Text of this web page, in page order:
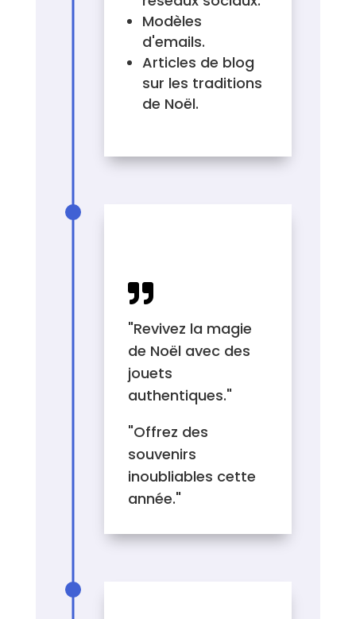
Modèles
d'emails.
Articles de blog
sur les traditions
de Noël.

"Revivez la magie
de Noël avec des
jouets
authentiques."
"Offrez des
souvenirs
inoubliables cette
année."